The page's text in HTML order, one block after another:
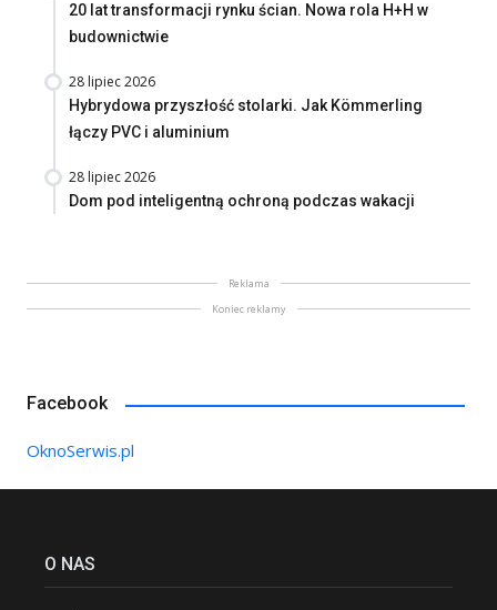
20 lat transformacji rynku ścian. Nowa rola H+H w
budownictwie
28 lipiec 2026
Hybrydowa przyszłość stolarki. Jak Kömmerling
łączy PVC i aluminium
28 lipiec 2026
Dom pod inteligentną ochroną podczas wakacji
Reklama
Koniec reklamy
Facebook
OknoSerwis.pl
O NAS